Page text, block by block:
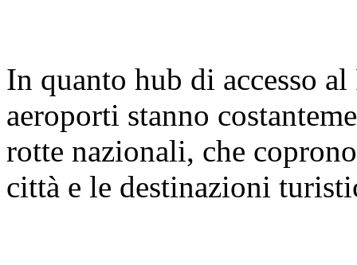
In quanto hub di accesso
aeroporti stanno
rotte nazionali, che
città e le destinazioni